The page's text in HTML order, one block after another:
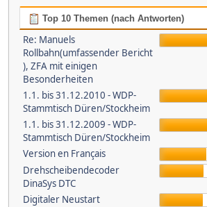
Top 10 Themen (nach Antworten)
Re: Manuels
Rollbahn(umfassender Bericht
), ZFA mit einigen
Besonderheiten
1.1. bis 31.12.2010 - WDP-
Stammtisch Düren/Stockheim
1.1. bis 31.12.2009 - WDP-
Stammtisch Düren/Stockheim
Version en Français
Drehscheibendecoder
DinaSys DTC
Digitaler Neustart